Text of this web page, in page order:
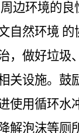
边环境的良
自然环境 的
，做好垃圾
关设施。鼓
使用循环水
解泡沫等厕